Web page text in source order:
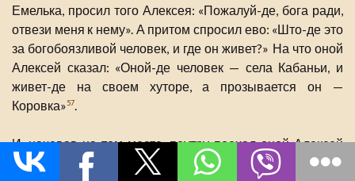
Емелька, просил того Алексея: «Пожалуй-де, бога ради,
отвези меня к нему». А притом спросил ево: «Што-де это
за богобоязливой человек, и где он живет?» На что оной
Алексей сказал: «Оной-де человек — села Кабаньи, и
живет-де на своем хуторе, а прозывается он —
Коровка»57.
И, начевав на том месте, поутру поехал оной Алексей
прямо на оной Коровкина хутор , куда и приехали на